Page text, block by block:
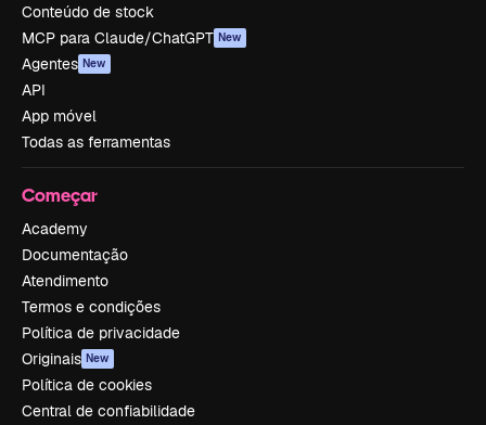
Conteúdo de stock
MCP para Claude/ChatGPT New
Agentes New
API
App móvel
Todas as ferramentas
Começar
Academy
Documentação
Atendimento
Termos e condições
Política de privacidade
Originais New
Política de cookies
Central de confiabilidade